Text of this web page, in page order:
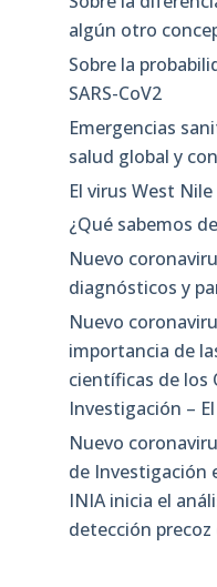
algún otro
Sobre la
SARS-CoV2
Emergencias
salud global y
El virus West
¿Qué sabemos
Nuevo
diagnósticos y
Nuevo
importancia de
científicas de los
Investigación –
Nuevo
de Investigación
INIA inicia el
detección precoz